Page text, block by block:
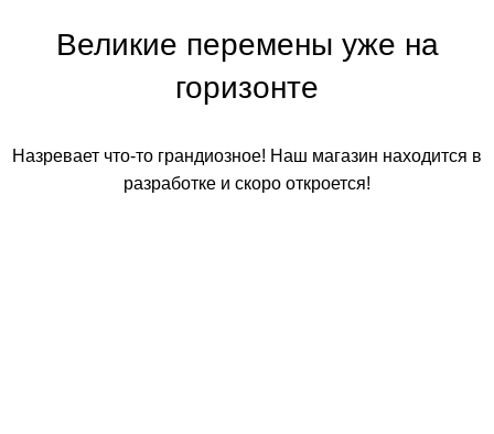
Великие перемены уже на
горизонте
Назревает что-то грандиозное! Наш магазин находится в
разработке и скоро откроется!